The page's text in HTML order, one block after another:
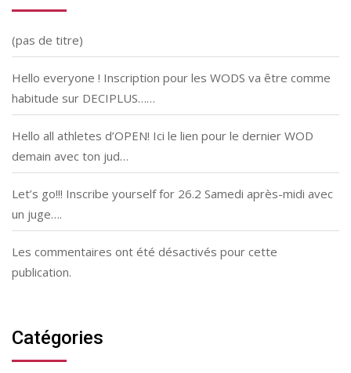
(pas de titre)
Hello everyone ! Inscription pour les WODS va être comme
habitude sur DECIPLUS……
Hello all athletes d’OPEN! Ici le lien pour le dernier WOD
demain avec ton jud…
Let’s go!!! Inscribe yourself for 26.2 Samedi après-midi avec
un juge….
Les commentaires ont été désactivés pour cette
publication.
Catégories